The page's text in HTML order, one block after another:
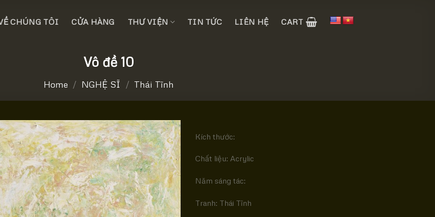
CHÚNG TÔI CỬA HÀNG THƯ VIỆN TIN TỨC LIÊN HỆ CART
Vô đề 10
Home / NGHỆ SĨ / Thái Tĩnh
Kích thước:
Chất liệu: Acrylic
Năm sáng tác:
Tranh: Thái Tĩnh